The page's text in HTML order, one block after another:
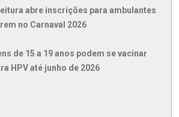
abre inscrições para ambulantes
no Carnaval 2026
de 15 a 19 anos podem se vacinar
HPV até junho de 2026